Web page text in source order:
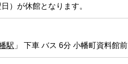
）が休館となります。
駅 」 下車 バス 6分 小幡町資料館前